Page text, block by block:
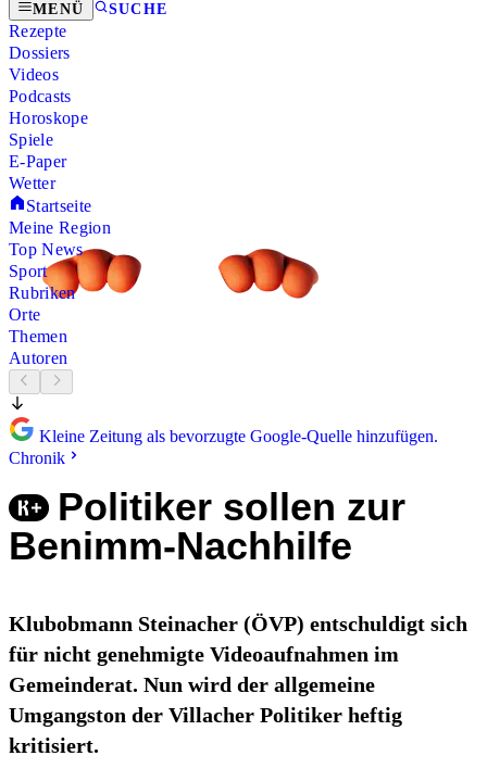
MENÜ SUCHE
Rezepte
Dossiers
Videos
Podcasts
Horoskope
Spiele
E-Paper
Wetter
Startseite
Meine Region
Top News
Sport
Rubriken
Orte
Themen
Autoren
Kleine Zeitung als bevorzugte Google-Quelle hinzufügen.
Chronik
Politiker sollen zur
Benimm-Nachhilfe
Klubobmann Steinacher (ÖVP) entschuldigt sich
für nicht genehmigte Videoaufnahmen im
Gemeinderat. Nun wird der allgemeine
Umgangston der Villacher Politiker heftig
kritisiert.